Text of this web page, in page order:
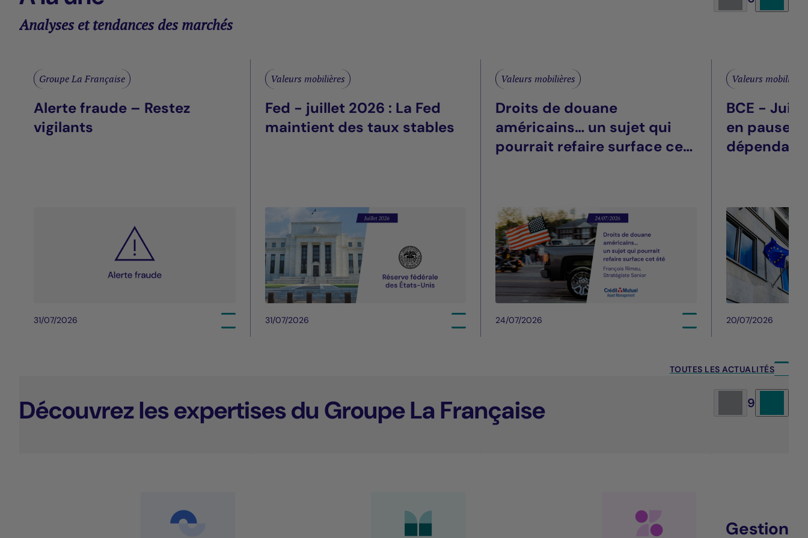
Analyses et tendances des marchés
Groupe La Française
Alerte fraude – Restez
vigilants
31/07/2026
Valeurs mobilières
Fed - juillet 2026 : La Fed
maintient des taux stables
31/07/2026
Valeurs mobilières
Droits de douane
américains… un sujet qui
pourrait refaire surface cet
24/07/2026
Valeurs mobilières
BCE -
en pause,
20/07/2026
TOUTES LES ACTUALITÉS
Découvrez les expertises du Groupe La Française 9
Gestion